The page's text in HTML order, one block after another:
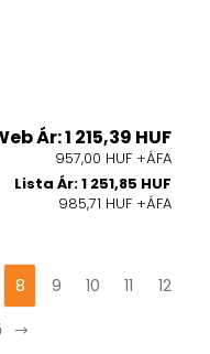
Ár: 1 215,39 HUF
957,00 HUF +ÁFA
Lista Ár: 1 251,85 HUF
985,71 HUF +ÁFA
8 9 10 11
12